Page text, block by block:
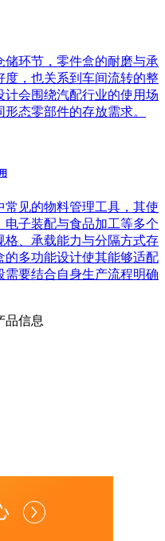
环节，零件盒的耐磨与承
，也关系到车间流转的整
会围绕汽配行业的使用场
态零部件的存放需求。
见的物料管理工具，其使
电子装配与食品加工等多个
、承载能力与分隔方式存
多功能设计使其能够适配
要结合自身生产流程明确
品信息